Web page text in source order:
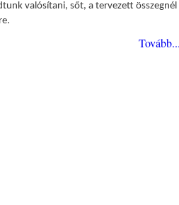
valósítani, sőt, a tervezett összegnél